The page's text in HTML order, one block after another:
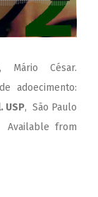
Mário César.
adoecimento:
USP, São Paulo
from